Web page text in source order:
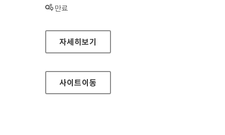
상태 :
만료
중소기업청 홈페이지
자세히보기
사이트이동